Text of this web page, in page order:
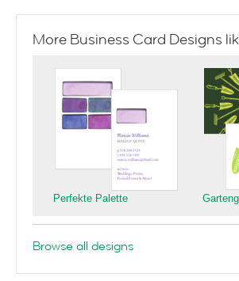
More Business Card Designs
Perfekte Palette
Browse all designs